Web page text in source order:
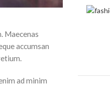
Maecenas
accumsan
ad minim